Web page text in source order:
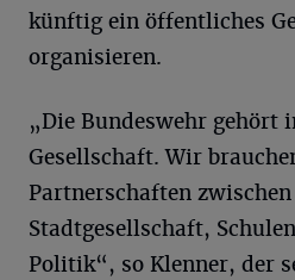
künftig ein öffentliches
organisieren.
„Die Bundeswehr gehört
Gesellschaft. Wir
Partnerschaften
Stadtgesellschaft,
Politik“, so Klenner, der